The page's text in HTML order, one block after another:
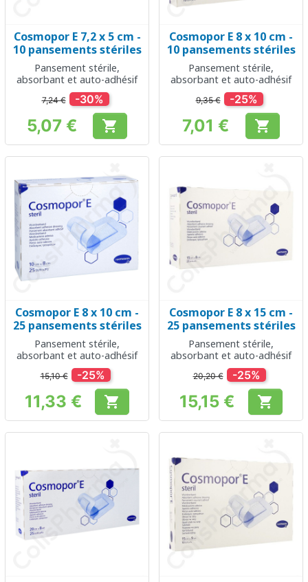
Cosmopor E 7,2 x 5 cm -
10 pansements stériles
Pansement stérile,
absorbant et auto-adhésif
7,24 € -30%
Prix
5,07 € 
Cosmopor E 8 x 10 cm -
10 pansements stériles
Pansement stérile,
absorbant et auto-adhésif
9,35 € -25%
Prix
7,01 € 
Cosmopor E 8 x 10 cm -
25 pansements stériles
Pansement stérile,
absorbant et auto-adhésif
15,10 € -25%
Prix
11,33 € 
Cosmopor E 8 x 15 cm -
25 pansements stériles
Pansement stérile,
absorbant et auto-adhésif
20,20 € -25%
Prix
15,15 € 